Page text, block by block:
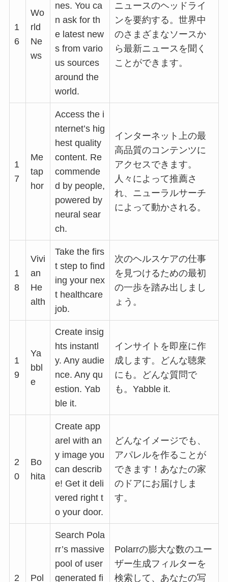
1
6
Wo
rld
Ne
ws
nes. You ca
n ask for th
e latest new
s from vario
us sources
around the
world.
ニュースのヘッドライ
ンを要約する。世界中
のさまざまなソースか
ら最新ニュースを聞く
ことができます。
1
7
Me
tap
hor
Access the i
nternet’s hig
hest quality
content. Re
commende
d by people,
powered by
neural sear
ch.
インターネット上の最
高品質のコンテンツに
アクセスできます。
人々によって推薦さ
れ、ニューラルサーチ
によって動かされる。
1
8
Vivi
an
He
alth
Take the firs
t step to find
ing your nex
t healthcare
job.
次のヘルスケアの仕事
を見つけるための最初
の一歩を踏み出しまし
ょう。
1
9
Ya
bbl
e
Create insig
hts instantl
y. Any audie
nce. Any qu
estion. Yab
ble it.
インサイトを即座に作
成します。どんな聴衆
にも。どんな質問で
も。Yabble it.
2
0
Bo
hita
Create app
arel with an
y image you
can describ
e! Get it deli
vered right t
o your door.
どんなイメージでも、
アパレルを作ることが
できます！あなたの家
のドアにお届けしま
す。
2 Pol
Search Pola
rr’s massive
pool of user
generated fi
Polarrの膨大な数のユー
ザー生成フィルターを
検索して、あなたの写